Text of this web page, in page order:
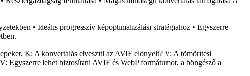
• Ideális progresszív képoptimalizálási stratégiahoz • Egyszerre
K: A konvertálás elveszíti az AVIF előnyeit? V: A tömörítési
Egyszerre lehet biztosítani AVIF és WebP formátumot, a böngésző a